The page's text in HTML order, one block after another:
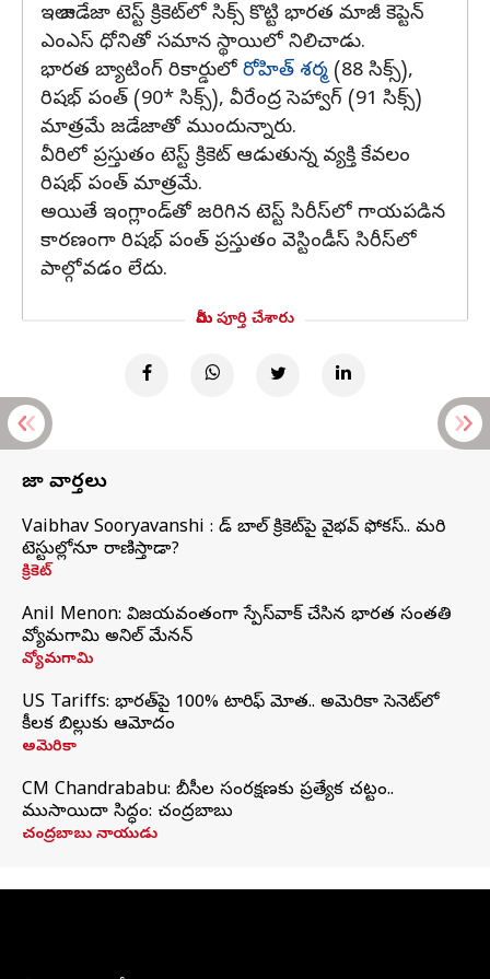
ఇలా జడేజా టెస్ట్‌ క్రికెట్‌లో సిక్స్‌ కొట్టి భారత మాజీ కెప్టెన్‌
ఎంఎస్‌ ధోనితో సమాన స్థాయిలో నిలిచాడు.
భారత బ్యాటింగ్ రికార్డులో రోహిత్‌ శర్మ (88 సిక్స్‌),
రిషభ్ పంత్ (90* సిక్స్‌), వీరేంద్ర సెహ్వాగ్ (91 సిక్స్‌)
మాత్రమే జడేజాతో ముందున్నారు.
వీరిలో ప్రస్తుతం టెస్ట్‌ క్రికెట్‌ ఆడుతున్న వ్యక్తి కేవలం
రిషభ్ పంత్ మాత్రమే.
అయితే ఇంగ్లాండ్‌తో జరిగిన టెస్ట్‌ సిరీస్‌లో గాయపడిన
కారణంగా రిషభ్ పంత్ ప్రస్తుతం వెస్టిండీస్‌ సిరీస్‌లో
పాల్గోవడం లేదు.
మీరు పూర్తి చేశారు
తాజా వార్తలు
Vaibhav Sooryavanshi : రెడ్ బాల్ క్రికెట్‌పై వైభవ్ ఫోకస్.. మరి
టెస్టుల్లోనూ రాణిస్తాడా?
క్రికెట్
Anil Menon: విజయవంతంగా స్పేస్‌వాక్‌ చేసిన భారత సంతతి
వ్యోమగామి అనిల్‌ మేనన్
వ్యోమగామి
US Tariffs: భారత్‌పై 100% టారిఫ్‌ మోత.. అమెరికా సెనెట్‌లో
కీలక బిల్లుకు ఆమోదం
అమెరికా
CM Chandrababu: బీసీల సంరక్షణకు ప్రత్యేక చట్టం..
ముసాయిదా సిద్ధం: చంద్రబాబు
చంద్రబాబు నాయుడు